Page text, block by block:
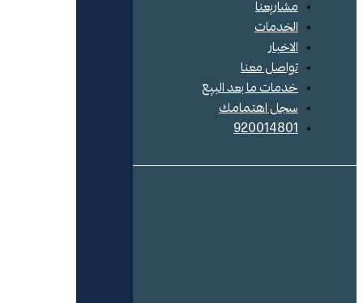
مشاريعنا
الخدمات
الاخبار
تواصل معنا
خدمات ما بعد البيع
سجل اهتمامك
920014801